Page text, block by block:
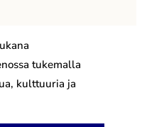
tukemalla
kulttuuria ja